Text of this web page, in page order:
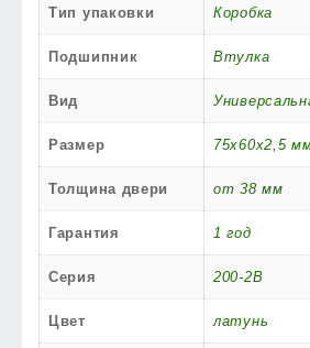
Тип упаковки Коробка
Подшипник Втулка
Вид
Размер 75x60x2,5
Толщина двери от 38 мм
Гарантия 1 год
Серия 200-2B
Цвет латунь